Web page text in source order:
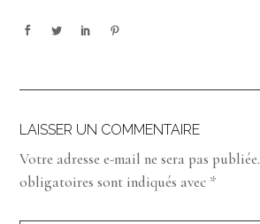
LAISSER UN COMMENTAIRE
Votre adresse e-mail ne sera pas publiée.
obligatoires sont indiqués avec *